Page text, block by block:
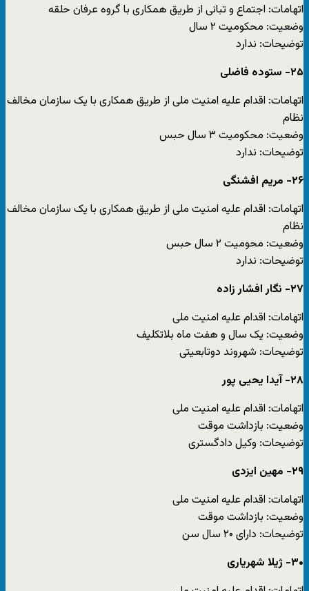
اتهامات: اجتماع و تبانی از طریق همکاری با گروه عرفان حلقه
وضعیت: محکومیت ۲ سال
توضیحات: ندارد
۲۵- ستوده فاضلی
اتهامات: اقدام علیه امنیت ملی از طریق همکاری با یک سازمان مخالف
نظام
وضعیت: محکومیت ۳ سال حبس
توضیحات: ندارد
۲۶- مریم افشنگی
اتهامات: اقدام علیه امنیت ملی از طریق همکاری با یک سازمان مخالف
نظام
وضعیت: محومیت ۲ سال حبس
توضیحات: ندارد
۲۷- نگار افشار زاده
اتهامات: اقدام علیه امنیت ملی
وضعیت: یک سال و هفت ماه بلاتکلیف
توضیحات: شهروند دوتابعیتی
۲۸- آیدا یحیی پور
اتهامات: اقدام علیه امنیت ملی
وضعیت: بازداشت موقت
توضیحات: وکیل دادگستری
۲۹- مهین ایزدی
اتهامات: اقدام علیه امنیت ملی
وضعیت: بازداشت موقت
توضیحات: دارای ۲۰ سال سن
۳۰- ژیلا شهریاری